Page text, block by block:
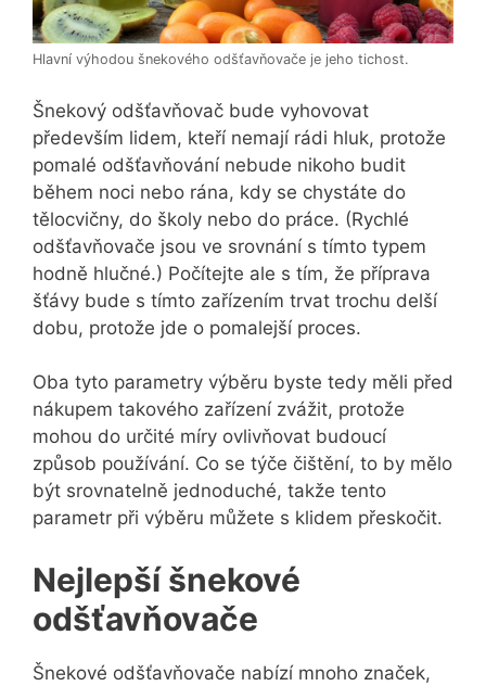
Hlavní výhodou šnekového odšťavňovače je jeho tichost.
Šnekový odšťavňovač bude vyhovovat
především lidem, kteří nemají rádi hluk, protože
pomalé odšťavňování nebude nikoho budit
během noci nebo rána, kdy se chystáte do
tělocvičny, do školy nebo do práce. (Rychlé
odšťavňovače jsou ve srovnání s tímto typem
hodně hlučné.) Počítejte ale s tím, že příprava
šťávy bude s tímto zařízením trvat trochu delší
dobu, protože jde o pomalejší proces.
Oba tyto parametry výběru byste tedy měli před
nákupem takového zařízení zvážit, protože
mohou do určité míry ovlivňovat budoucí
způsob používání. Co se týče čištění, to by mělo
být srovnatelně jednoduché, takže tento
parametr při výběru můžete s klidem přeskočit.
Nejlepší šnekové
odšťavňovače
Šnekové odšťavňovače nabízí mnoho značek,